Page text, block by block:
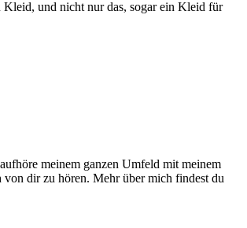
und nicht nur das, sogar ein Kleid für
meinem ganzen Umfeld mit meinem
von dir zu hören. Mehr über mich findest du